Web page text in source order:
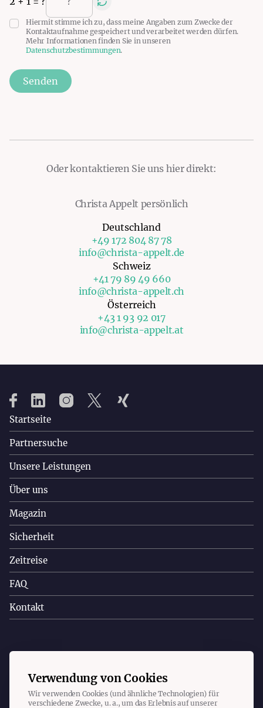
Hiermit stimme ich zu, dass meine Angaben zum Zwecke der
Kontaktaufnahme gespeichert und verarbeitet werden dürfen.
Mehr Informationen finden Sie in unseren
Datenschutzbestimmungen.
Senden
Oder kontaktieren Sie uns hier direkt:
Christa Appelt persönlich
Deutschland
+49 172 804 87 78
info@christa-appelt.de
Schweiz
+41 79 89 49 660
info@christa-appelt.ch
Österreich
+43 1 93 92 017
info@christa-appelt.at
Startseite
Partnersuche
Unsere Leistungen
Über uns
Magazin
Sicherheit
Zeitreise
FAQ
Kontakt
Copyright © 2023 Christa Appelt. Alle Rechte vorbehalten.
Impressum Datenschutz Cookies
Verwendung von Cookies
Wir verwenden Cookies (und ähnliche Technologien) für
verschiedene Zwecke, u. a., um das Erlebnis auf unserer